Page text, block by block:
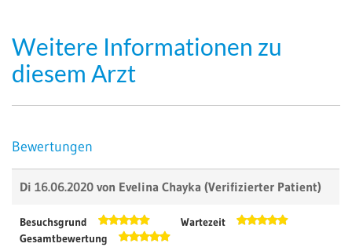
Weitere Informationen zu
diesem Arzt
Bewertungen
Di 16.06.2020 von Evelina Chayka (Verifizierter Patient)
Besuchsgrund
Wartezeit
Gesamtbewertung